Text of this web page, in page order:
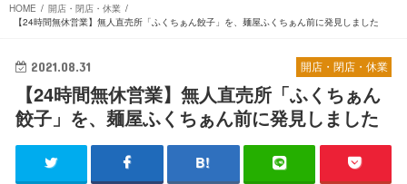
HOME
開店・閉店・休業
【24時間無休営業】無人直売所「ふくちぁん餃子」を、麺屋ふくちぁん前に発見しました
開店・閉店・休業
2021.08.31
【24時間無休営業】無人直売所「ふくちぁん
餃子」を、麺屋ふくちぁん前に発見しました